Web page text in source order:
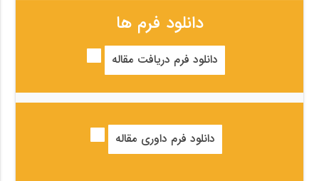
دانلود فرم ها
دانلود فرم دریافت مقاله
دانلود فرم داوری مقاله